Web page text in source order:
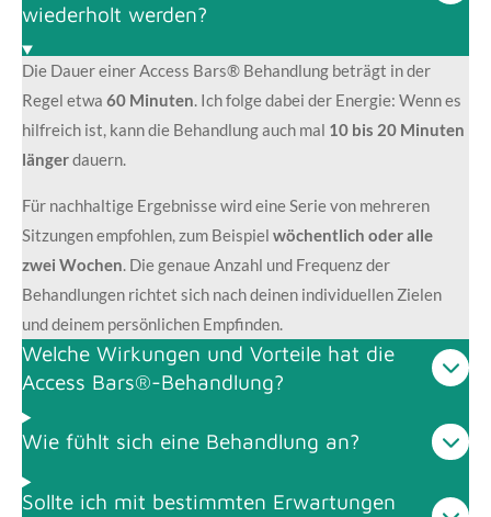
wiederholt werden?
Die Dauer einer Access Bars® Behandlung beträgt in der
Regel etwa 60 Minuten. Ich folge dabei der Energie: Wenn es
hilfreich ist, kann die Behandlung auch mal 10 bis 20 Minuten
längerdauern.
Für nachhaltige Ergebnisse wird eine Serie von mehreren
Sitzungen empfohlen, zum Beispiel wöchentlich oder alle
zwei Wochen. Die genaue Anzahl und Frequenz der
Behandlungen richtet sich nach deinen individuellen Zielen
und deinem persönlichen Empfinden.
Welche Wirkungen und Vorteile hat die
Access Bars®-Behandlung?
Wie fühlt sich eine Behandlung an?
Sollte ich mit bestimmten Erwartungen